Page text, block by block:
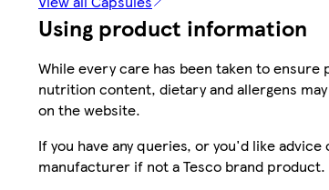
Using product information
While every care has been taken to
nutrition content, dietary and allergens
on the website.
If you have any queries, or you'd like
manufacturer if not a Tesco brand product.